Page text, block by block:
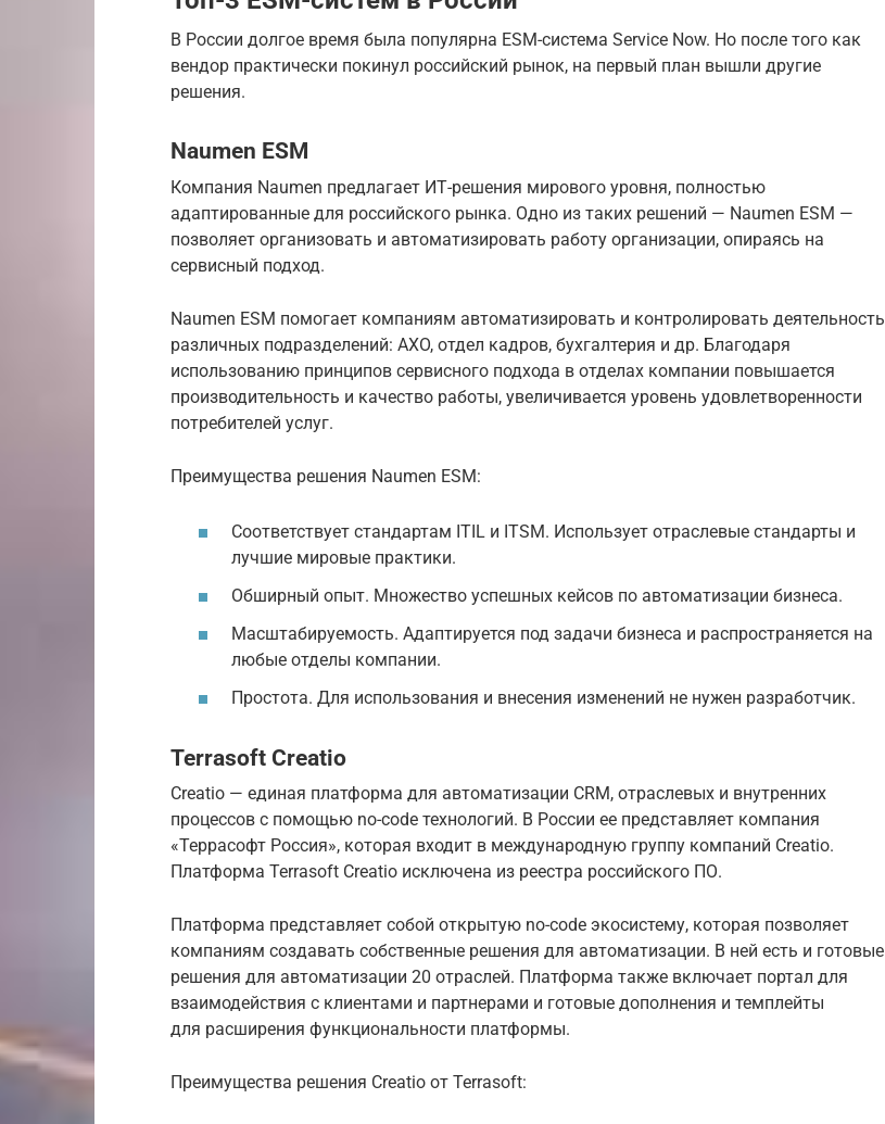
В России долгое время была популярна ESM-система Service Now. Но после того как
вендор практически покинул российский рынок, на первый план вышли другие
решения.
Naumen ESM
Компания Naumen предлагает ИТ-решения мирового уровня, полностью
адаптированные для российского рынка. Одно из таких решений — Naumen ESM —
позволяет организовать и автоматизировать работу организации, опираясь на
сервисный подход.
Naumen ESM помогает компаниям автоматизировать и контролировать деятельность
различных подразделений: AXO, отдел кадров, бухгалтерия и др. Благодаря
использованию принципов сервисного подхода в отделах компании повышается
производительность и качество работы, увеличивается уровень удовлетворенности
потребителей услуг.
Преимущества решения Naumen ESM:
Соответствует стандартам ITIL и ITSM. Использует отраслевые стандарты и
лучшие мировые практики.
Обширный опыт. Множество успешных кейсов по автоматизации бизнеса.
Масштабируемость. Адаптируется под задачи бизнеса и распространяется на
любые отделы компании.
Простота. Для использования и внесения изменений не нужен разработчик.
Terrasoft Creatio
Creatio — единая платформа для автоматизации CRM, отраслевых и внутренних
процессов с помощью no-code технологий. В России ее представляет компания
«Террасофт Россия», которая входит в международную группу компаний Creatio.
Платформа Terrasoft Creatio исключена из реестра российского ПО.
Платформа представляет собой открытую no-code экосистему, которая позволяет
компаниям создавать собственные решения для автоматизации. В ней есть и готовые
решения для автоматизации 20 отраслей. Платформа также включает портал для
взаимодействия с клиентами и партнерами и готовые дополнения и темплейты
для расширения функциональности платформы.
Преимущества решения Creatio от Terrasoft: